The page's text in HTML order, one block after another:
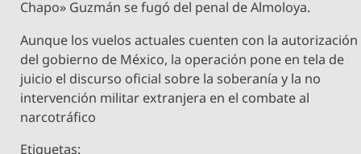
Chapo» Guzmán se fugó del penal de Almoloya.
Aunque los vuelos actuales cuenten con la autorización
del gobierno de México, la operación pone en tela de
juicio el discurso oficial sobre la soberanía y la no
intervención militar extranjera en el combate al
narcotráfico
Etiquetas: